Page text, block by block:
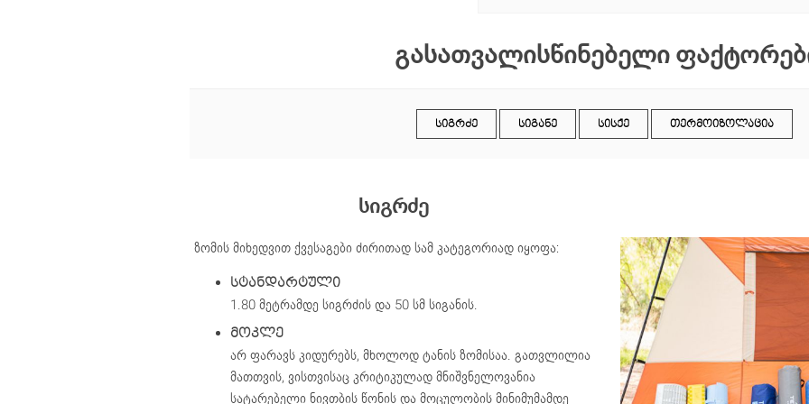
გასათვალისწინებელი
ᲡᲘᲒᲠᲫᲔ ᲡᲘᲒᲐᲜᲔ ᲡᲘᲡᲥᲔ ᲗᲔᲠᲛᲝᲘᲖᲝᲚᲐᲪᲘᲐ
სიგრძე
ზომის მიხედვით ქვესაგები ძირითად სამ კატეგორიად იყოფა:
ᲡᲢᲐᲜᲓᲐᲠᲢᲣᲚᲘ
1.80 მეტრამდე სიგრძის და 50 სმ სიგანის.
ᲛᲝᲙᲚᲔ
არ ფარავს კიდურებს, მხოლოდ ტანის ზომისაა. გათვლილია
მათთვის, ვისთვისაც კრიტიკულად მნიშვნელოვანია
სატარებელი ნივთბის წონის და მოცულობის მინიმუმამდე